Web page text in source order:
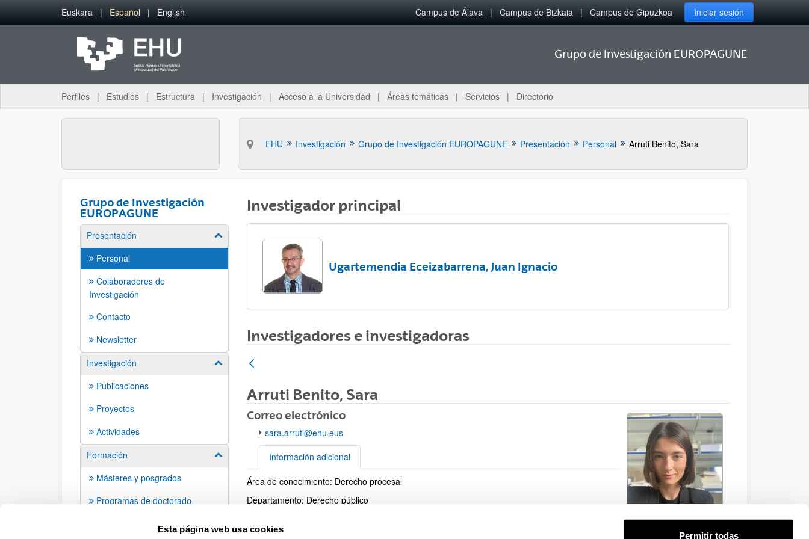
Esta página web usa cookies
Permitir todas
Saltar al contenido principal
Euskara Español English Campus de Álava Campus de Bizkaia Campus de Gipuzkoa Iniciar sesión
Grupo de Investigación EUROPAGUNE
Perfiles Estudios Estructura Investigación Acceso a la Universidad Áreas temáticas Servicios Directorio
EHU Investigación Grupo de Investigación EUROPAGUNE Presentación Personal Arruti Benito, Sara
Grupo de Investigación
EUROPAGUNE
Presentación Mostrar/ocultar subpáginas
Personal
Colaboradores de
Investigación
Contacto
Newsletter
Investigación
Mostrar/ocultar subpáginas
Publicaciones
Proyectos
Actividades
Formación
Mostrar/ocultar subpáginas
Másteres y posgrados
Programas de doctorado
Investigador principal
Ugartemendia Eceizabarrena, Juan Ignacio
Investigadores e investigadoras
Arruti Benito, Sara
Correo electrónico
sara.arruti@ehu.eus
Información adicional
Información adicional
Área de conocimiento: Derecho procesal
Departamento: Derecho público